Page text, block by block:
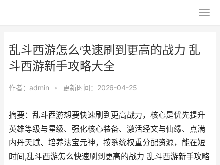
乱斗西游怎么快速刷到更高的战力 乱
斗西游新手攻略大全
作者： admin • 更新时间：2026-04-25
摘要：乱斗西游想要快速刷到更高战力，核心是优先提升
英雄等级与星级、强化核心装备、激活经文与仙缘、点满
内丹天赋、培养法宝元神，按系统权重分配资源，能在短
时间,乱斗西游怎么快速刷到更高的战力 乱斗西游新手攻略